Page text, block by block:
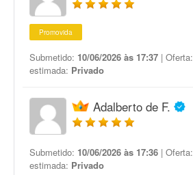
Promovida
Submetido: 10/06/2026 às 17:37 | Oferta:
estimada: Privado
Adalberto de F.
Submetido: 10/06/2026 às 17:36 | Oferta:
estimada: Privado